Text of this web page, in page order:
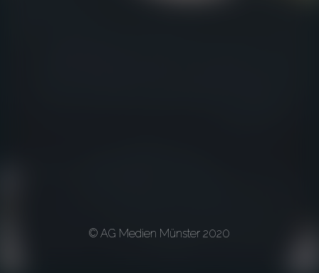
© AG Medien Münster 2020